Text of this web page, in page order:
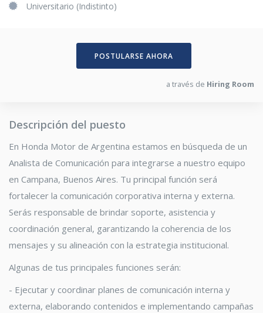
Universitario (Indistinto)
POSTULARSE AHORA
a través de Hiring Room
Descripción del puesto
En Honda Motor de Argentina estamos en búsqueda de un
Analista de Comunicación para integrarse a nuestro equipo
en Campana, Buenos Aires. Tu principal función será
fortalecer la comunicación corporativa interna y externa.
Serás responsable de brindar soporte, asistencia y
coordinación general, garantizando la coherencia de los
mensajes y su alineación con la estrategia institucional.
Algunas de tus principales funciones serán:
- Ejecutar y coordinar planes de comunicación interna y
externa, elaborando contenidos e implementando campañas